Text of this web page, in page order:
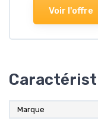
Voir l'offre
Marque